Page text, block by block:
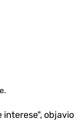
interese", objavio